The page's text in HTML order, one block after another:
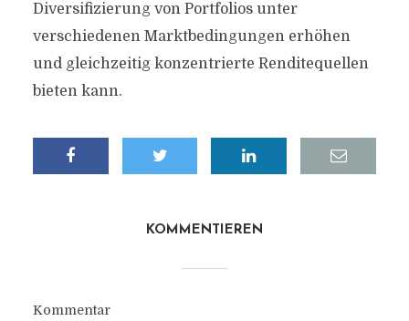
Diversifizierung von Portfolios unter
verschiedenen Marktbedingungen erhöhen
und gleichzeitig konzentrierte Renditequellen
bieten kann.
KOMMENTIEREN
Kommentar